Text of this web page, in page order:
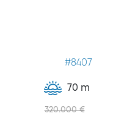
#8407
70 m
320.000 €